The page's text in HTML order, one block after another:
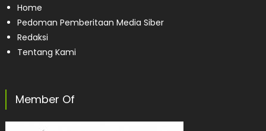
Home
Pedoman Pemberitaan Media Siber
Redaksi
Tentang Kami
Member Of